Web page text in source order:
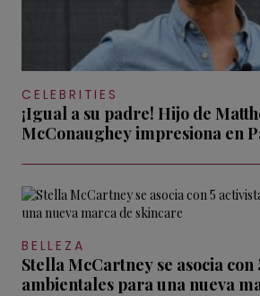
CELEBRITIES
¡Igual a su padre! Hijo de
McConaughey impresiona en
BELLEZA
Stella McCartney se asocia con
ambientales para una nueva